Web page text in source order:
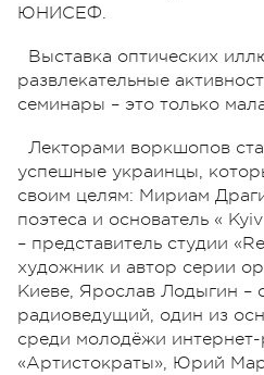
ЮНИСЕФ.
Выставка оптических
развлекательные
семинары – это только
Лекторами воркшопов
успешные украинцы,
своим целям: Мириам
поэтеса и основатель «
– представитель студии
художник и автор серии
Киеве, Ярослав Лодыгин –
радиоведущий, один из
среди молодёжи
«Артистократы», Юрий